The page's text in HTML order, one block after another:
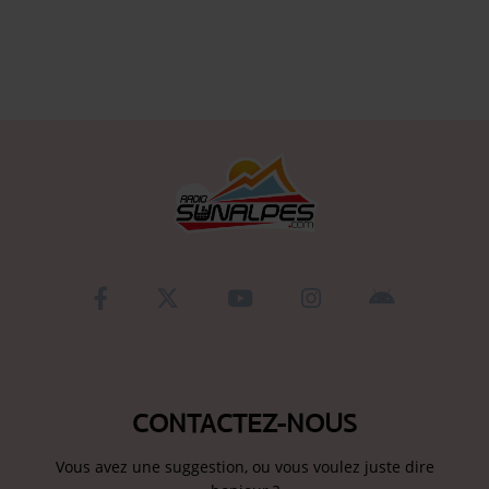
CONTACTEZ-NOUS
Vous avez une suggestion, ou vous voulez juste dire